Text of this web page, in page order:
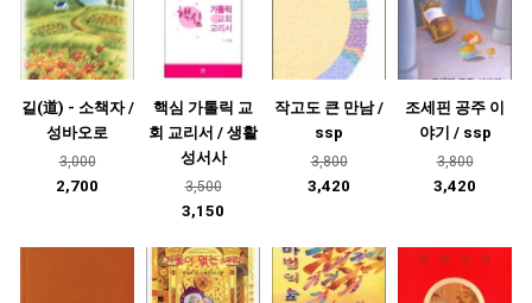
길(道) - 소책자 /
성바오로
3,000
2,700
핵심 가톨릭 교
회 교리서 / 생활
성서사
3,500
3,150
작고도 큰 만남 /
ssp
3,800
3,420
조세핀 공주 이
야기 / ssp
3,800
3,420